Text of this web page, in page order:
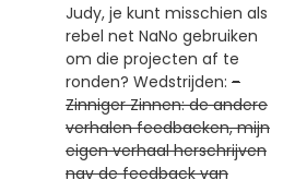
Judy, je kunt misschien als
rebel net NaNo gebruiken
om die projecten af te
ronden? Wedstrijden: -
Zinniger Zinnen: de andere
verhalen feedbacken, mijn
eigen verhaal herschrijven
nav de feedback van